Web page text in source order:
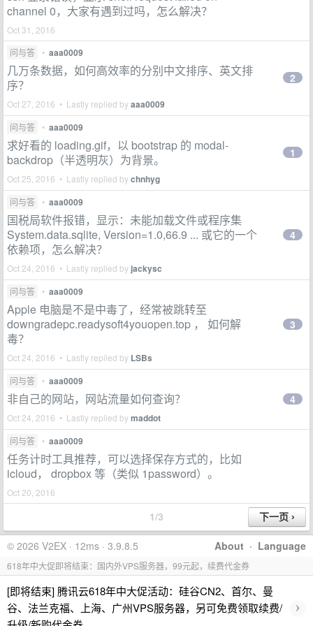
channel 0，大家有遇到过吗，怎么解决？
Oct 31, 2016
问与答
• aaa0009
几万条数据，如何高效率的分别中文排序、英文排
序？
Oct 27, 2016 • Lastly replied byaaa0009
2
问与答 • aaa0009
求好看的 loading.gif，以 bootstrap 的 modal-
backdrop（半透明灰）为背景。
Oct 25, 2016 • Lastly replied bychnhyg
1
问与答 • aaa0009
国税局软件报错，显示：未能加载文件或程序集
System.data.sqlite, Version=1.0,66.9 ... 或它的一个
依赖项，怎么解决？
Oct 24, 2016 • Lastly replied by jackysc
4
问与答 • aaa0009
Apple 电脑是不是中毒了，经常被跳转至
downgradepc.readysoft4youopen.top ， 如何解
毒？
Oct 24, 2016 • Lastly replied by LSBs
3
问与答 • aaa0009
非自己的网站，网站流量如何查询？
Oct 24, 2016 • Lastly replied bymaddot
4
问与答 • aaa0009
任务计时工具推荐，可以选择保存方式的，比如
icloud， dropbox 等（类似 1password）。
Oct 20, 2016
1/3
About · Language
© 2026 V2EX · 12ms · 3.9.8.5
618年中大促即将结束：国内外VPS服务器，99元起，续费代金券
[即将结束] 腾讯云618年中大促活动：硅谷CN2、首尔、曼
谷、法兰克福、上海、广州VPS服务器，另可免费领取续费/
›